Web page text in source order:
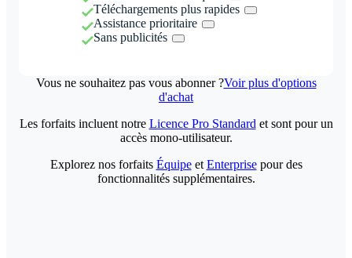
Téléchargements plus rapides
Assistance prioritaire
Sans publicités
Vous ne souhaitez pas vous abonner ?Voir plus d'options
d'achat
Les forfaits incluent notre Licence Pro Standard et sont pour un
accès mono-utilisateur.
Explorez nos forfaits Équipeet Enterprisepour des
fonctionnalités supplémentaires.